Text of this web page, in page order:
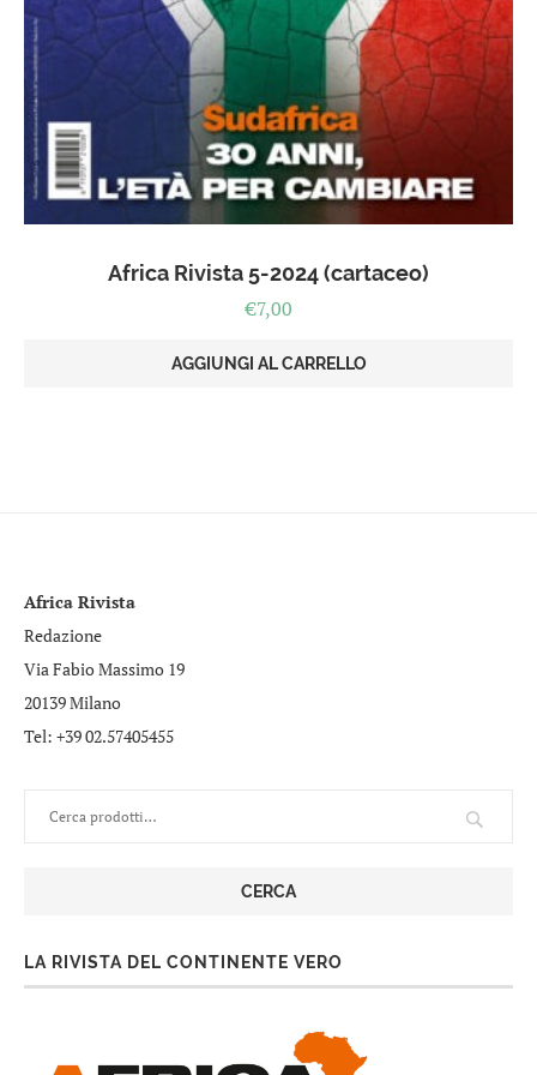
Africa Rivista 5-2024 (cartaceo)
€7,00
AGGIUNGI AL CARRELLO
Africa Rivista
Redazione
Via Fabio Massimo 19
20139 Milano
Tel: +39 02.57405455
CERCA
LA RIVISTA DEL CONTINENTE VERO